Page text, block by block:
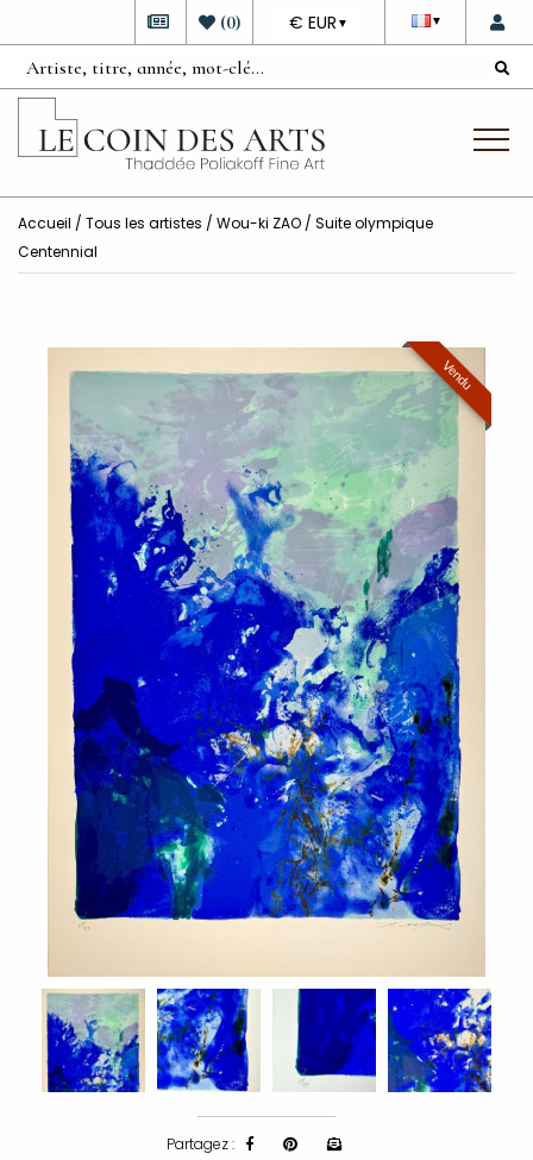
▼
DEVISE
€ EUR ▼
(0)
Accueil / Tous les artistes / Wou-ki ZAO / Suite olympique
Centennial
Vendu
Partagez :